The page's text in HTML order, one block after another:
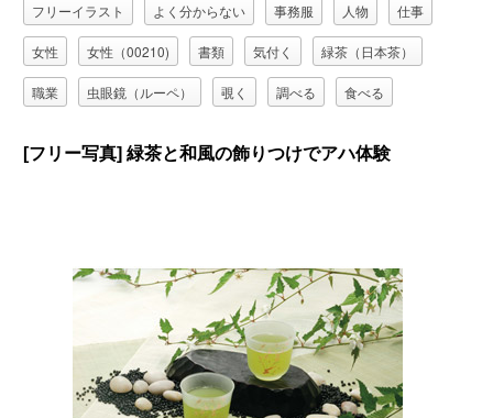
フリーイラスト よく分からない 事務服 人物 仕事
女性 女性（00210) 書類 気付く 緑茶（日本茶）
職業 虫眼鏡（ルーペ） 覗く 調べる 食べる
[フリー写真] 緑茶と和風の飾りつけでアハ体験